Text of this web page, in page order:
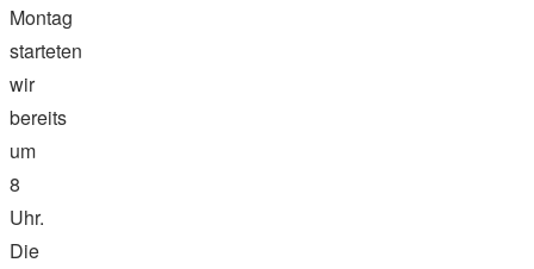
Montag
starteten
wir
bereits
um
8
Uhr.
Die